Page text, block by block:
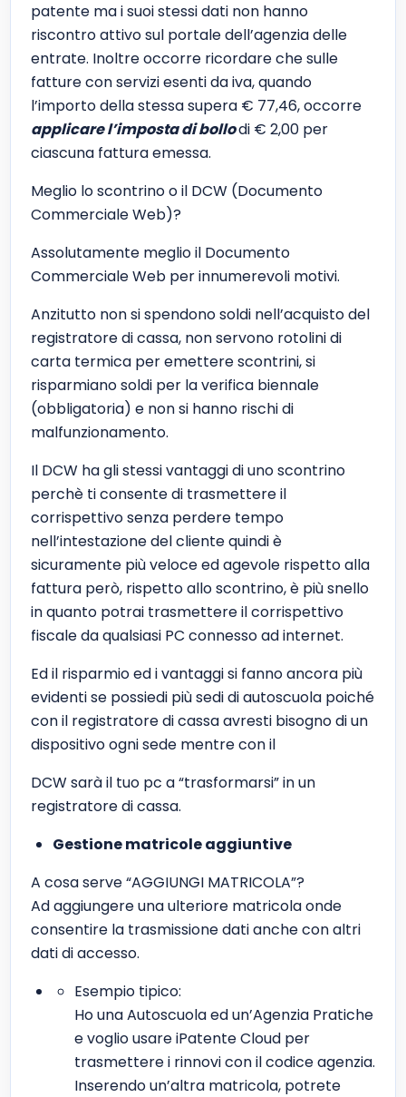
patente ma i suoi stessi dati non hanno
riscontro attivo sul portale dell’agenzia delle
entrate. Inoltre occorre ricordare che sulle
fatture con servizi esenti da iva, quando
l’importo della stessa supera € 77,46, occorre
applicare l’imposta di bollodi € 2,00 per
ciascuna fattura emessa.
Meglio lo scontrino o il DCW (Documento
Commerciale Web)?
Assolutamente meglio il Documento
Commerciale Web per innumerevoli motivi.
Anzitutto non si spendono soldi nell’acquisto del
registratore di cassa, non servono rotolini di
carta termica per emettere scontrini, si
risparmiano soldi per la verifica biennale
(obbligatoria) e non si hanno rischi di
malfunzionamento.
Il DCW ha gli stessi vantaggi di uno scontrino
perchè ti consente di trasmettere il
corrispettivo senza perdere tempo
nell’intestazione del cliente quindi è
sicuramente più veloce ed agevole rispetto alla
fattura però, rispetto allo scontrino, è più snello
in quanto potrai trasmettere il corrispettivo
fiscale da qualsiasi PC connesso ad internet.
Ed il risparmio ed i vantaggi si fanno ancora più
evidenti se possiedi più sedi di autoscuola poiché
con il registratore di cassa avresti bisogno di un
dispositivo ogni sede mentre con il
DCW sarà il tuo pc a “trasformarsi” in un
registratore di cassa.
Gestione matricole aggiuntive
A cosa serve “AGGIUNGI MATRICOLA”?
Ad aggiungere una ulteriore matricola onde
consentire la trasmissione dati anche con altri
dati di accesso.
Esempio tipico:
Ho una Autoscuola ed un’Agenzia Pratiche
e voglio usare iPatente Cloud per
trasmettere i rinnovi con il codice agenzia.
Inserendo un’altra matricola, potrete